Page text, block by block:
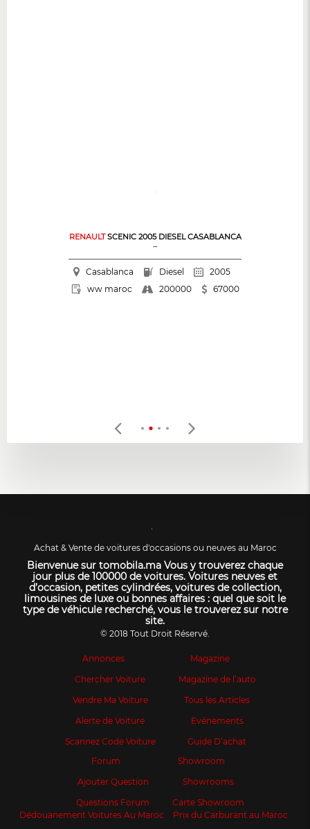
RENAULTSCENIC 2005 DIESEL CASABLANCA
...
Casablanca Diesel
2005
ww maroc
200000 67000
Achat & Vente de voitures d'occasions ou neuves au Maroc
Bienvenue sur tomobila.ma Vous y trouverez chaque
jour plus de 100000 de voitures. Voitures neuves et
d’occasion, petites cylindrées, voitures de collection,
limousines de luxe ou bonnes affaires : quel que soit le
type de véhicule recherché, vous le trouverez sur notre
site.
© 2018 Tout Droit Réservé.
Annonces
Chercher Voiture
Vendre Ma Voiture
Alerte de Voiture
Scannez Code Voiture
Magazine
Magazine de l’auto
Tous les Articles
Evénements
Guide D’achat
Forum
Ajouter Question
Questions Forum
Showroom
Showrooms
Carte Showroom
Dédouanement Voitures Au Maroc
Prix du Carburant au Maroc